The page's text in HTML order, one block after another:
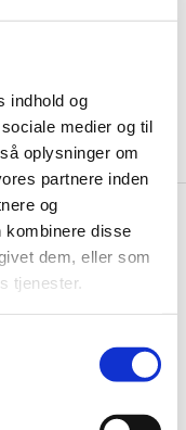
indhold og
medier og til
oplysninger om
partnere inden
og
kombinere disse
dem, eller som
tjenester.